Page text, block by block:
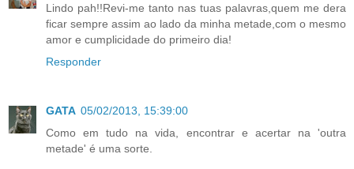
Lindo pah!!Revi-me tanto nas tuas palavras,quem me dera
ficar sempre assim ao lado da minha metade,com o mesmo
amor e cumplicidade do primeiro dia!
Responder
GATA 05/02/2013, 15:39:00
Como em tudo na vida, encontrar e acertar na 'outra
metade' é uma sorte.